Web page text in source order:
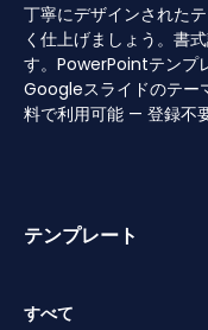
丁寧にデザインされた
く仕上げましょう。書
す。PowerPointテンプ
Googleスライドのテー
料で利用可能 — 登録不
テンプレート
すべて